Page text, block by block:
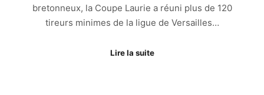
bretonneux, la Coupe Laurie a réuni plus de 120
tireurs minimes de la ligue de Versailles…
Lire la suite